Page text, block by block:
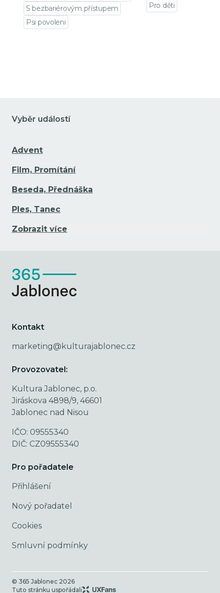
S bezbariérovým přístupem
Psi povoleni
Pro děti
Vyběr událostí
Advent
Film, Promítání
Beseda, Přednáška
Ples, Tanec
Zobrazit více
Kontakt
marketing@kulturajablonec.cz
Provozovatel:
Kultura Jablonec, p.o.
Jiráskova 4898/9, 46601
Jablonec nad Nisou
IČO: 09555340
DIČ: CZ09555340
Pro pořadatele
Přihlášení
Nový pořadatel
Cookies
Smluvní podmínky
© 365 Jablonec 2026
Tuto stránku uspořádali